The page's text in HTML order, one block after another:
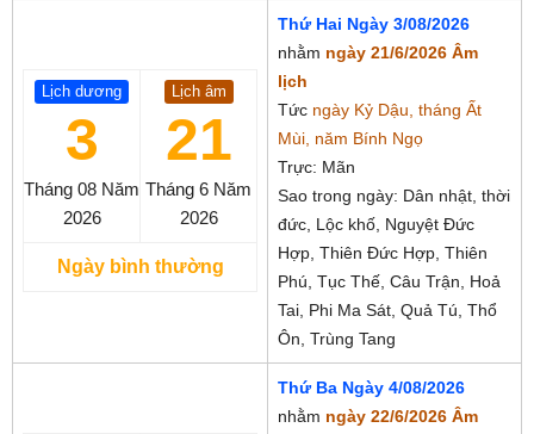
Lịch dương
3
Tháng 08 Năm
2026
Lịch âm
21
Tháng 6 Năm
2026
Ngày bình thường
Thứ Hai Ngày 3/08/2026
nhằm ngày 21/6/2026 Âm
lịch
Tức ngày Kỷ Dậu, tháng Ất
Mùi, năm Bính Ngọ
Trực: Mãn
Sao trong ngày: Dân nhật, thời
đức, Lộc khố, Nguyệt Đức
Hợp, Thiên Đức Hợp, Thiên
Phú, Tục Thế, Câu Trận, Hoả
Tai, Phi Ma Sát, Quả Tú, Thổ
Ôn, Trùng Tang
Thứ Ba Ngày 4/08/2026
nhằm ngày 22/6/2026 Âm